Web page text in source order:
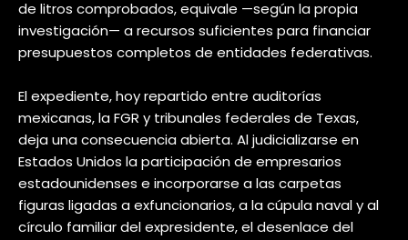
de litros comprobados, equivale —según la propia
investigación— a recursos suficientes para financiar
presupuestos completos de entidades federativas.
El expediente, hoy repartido entre auditorías
mexicanas, la FGR y tribunales federales de Texas,
deja una consecuencia abierta. Al judicializarse en
Estados Unidos la participación de empresarios
estadounidenses e incorporarse a las carpetas
figuras ligadas a exfuncionarios, a la cúpula naval y al
círculo familiar del expresidente, el desenlace del